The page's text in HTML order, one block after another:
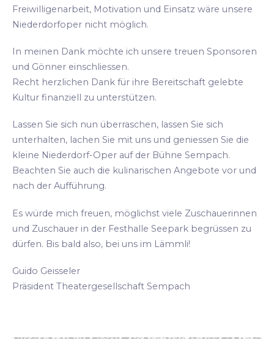
Freiwilligenarbeit, Motivation und Einsatz wäre unsere
Niederdorfoper nicht möglich.
In meinen Dank möchte ich unsere treuen Sponsoren
und Gönner einschliessen.
Recht herzlichen Dank für ihre Bereitschaft gelebte
Kultur finanziell zu unterstützen.
Lassen Sie sich nun überraschen, lassen Sie sich
unterhalten, lachen Sie mit uns und geniessen Sie die
kleine Niederdorf-Oper auf der Bühne Sempach.
Beachten Sie auch die kulinarischen Angebote vor und
nach der Aufführung.
Es würde mich freuen, möglichst viele Zuschauerinnen
und Zuschauer in der Festhalle Seepark begrüssen zu
dürfen. Bis bald also, bei uns im Lämmli!
Guido Geisseler
Präsident Theatergesellschaft Sempach